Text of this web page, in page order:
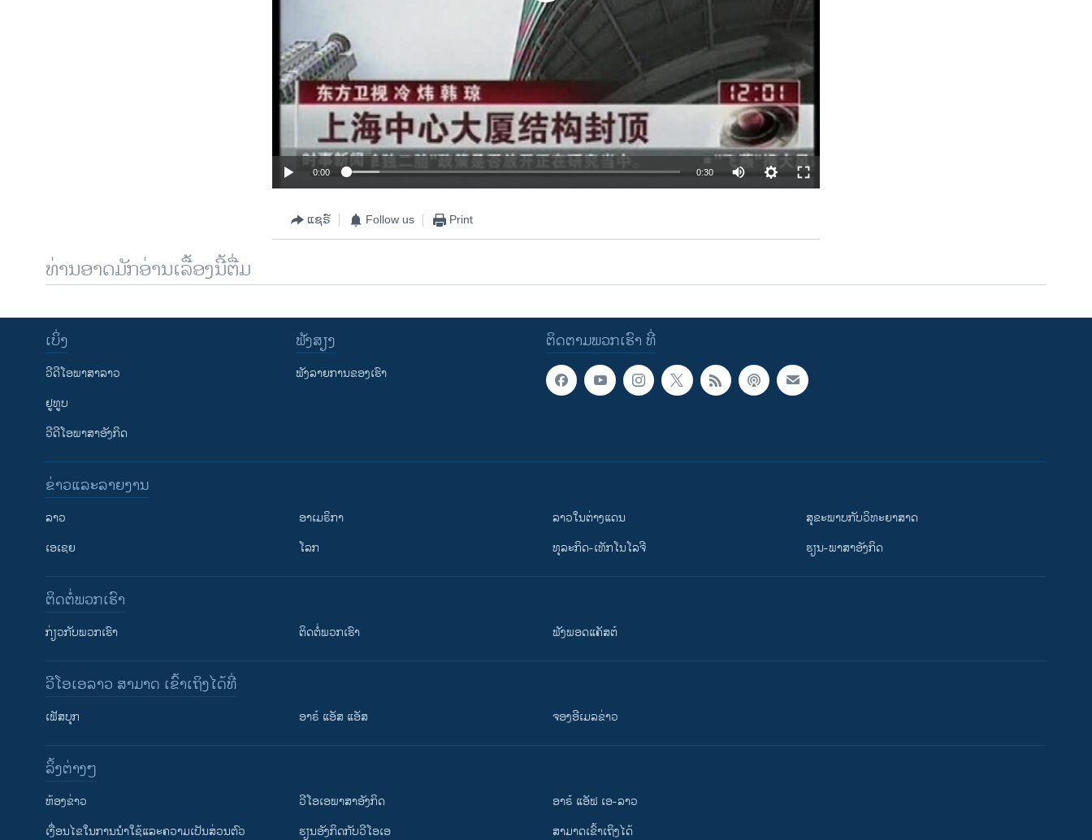
ຕິດຕາມພວກເຮົາ ທີ່
0:00 0:30
ແຊຣ໌ Follow us Print
ທ່ານອາດມັກອ່ານເລື້ອງນີ້ຕື່ມ
ຕິດຕາມພວກເຮົາ ທີ່
ເບິ່ງ
ວີດີໂອພາສາລາວ
ຢູທູບ
ວີດີໂອພາສາອັງກິດ
ຟັງສຽງ
ຟັງລາຍການຂອງເຮົາ
ຂ່າວແລະລາຍງານ
ລາວ
ເອເຊຍ
ອາເມຣິກາ
ໂລກ
ລາວໃນຕ່າງແດນ
ທຸລະກິດ-ເທັກໂນໂລຈີ
ສຸຂະພາບກັບວິທະຍາສາດ
ຮຽນ-ພາສາອັງກິດ
ຕິດຕໍ່ພວກເຮົາ
ກ່ຽວກັບພວກເຮົາ ຕິດຕໍ່ພວກເຮົາ ຟັງພອດແຄັສຕ໌
ວີໂອເອລາວ ສາມາດ ເຂົ້າເຖິງໄດ້ທີ່
ເຟັສບຸກ ອາຣ໌ ແອັສ ແອັສ ຈອງອີເມລຂ່າວ
​ລິ້ງ​ຕ່າງໆ
​ຫ້ອງ​ຂ່າວ
​ເງື່ອນ​ໄຂ​ໃນ​ການ​ນຳ​ໃຊ້​ແລະຄວາມ​ເປັນ​ສ່​ວນ​ຕົວ
ວີ​ໂອ​ເອ​ພາ​ສາ​ອັງ​ກິດ
​ຮຽນ​ອັງ​ກິດ​ກັບ​ວີ​ໂອ​ເອ
ອາຣ໌ ແອັຟ ເອ-ລາວ
ສາມາດເຂົ້າເຖິງໄດ້